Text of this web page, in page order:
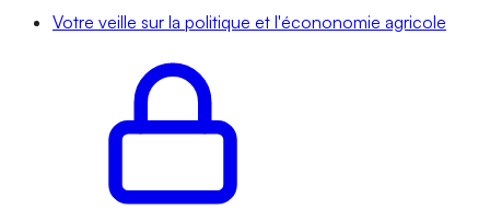
Votre veille sur la politique et l'écononomie agricole